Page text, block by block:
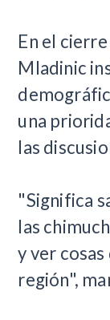
En el
Mladinic
una
las
"Significa
las
y ver
región",